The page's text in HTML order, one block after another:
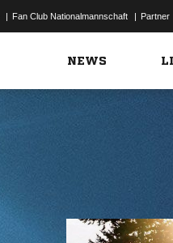
| Fan Club Nationalmannschaft | Partner
NEWS